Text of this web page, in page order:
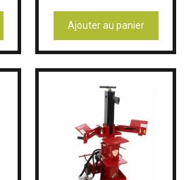
Ajouter au panier